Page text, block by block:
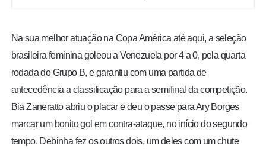
COLUNISTAS
Na sua melhor atuação na Copa América até aqui, a seleção
brasileira feminina goleou a Venezuela por 4 a 0, pela quarta
rodada do Grupo B, e garantiu com uma partida de
antecedência a classificação para a semifinal da competição.
Bia Zaneratto abriu o placar e deu o passe para Ary Borges
marcar um bonito gol em contra-ataque, no início do segundo
tempo. Debinha fez os outros dois, um deles com um chute